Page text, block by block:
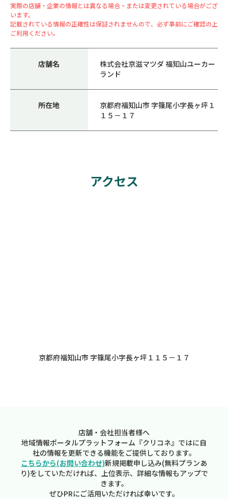
実際の店舗・企業の情報とは異なる場合・または変更されている場合がござ
います。
記載されている情報の正確性は保証されませんので、必ず事前にご確認の上
ご利用ください。
店舗名
株式会社京滋マツダ 福知山ユーカー
ランド
所在地
京都府福知山市 字篠尾小字長ヶ坪１
１５－１７
アクセス
京都府福知山市 字篠尾小字長ヶ坪１１５－１７
店舗・会社担当者様へ
地域情報ポータルプラットフォーム『クリコネ』ではに自
社の情報を更新できる機能をご提供しております。
こちらから(お問い合わせ)新規掲載申し込み(無料プランあ
り)をしていただければ、上位表示、詳細な情報もアップで
きます。
ぜひPRにご活用いただければ幸いです。